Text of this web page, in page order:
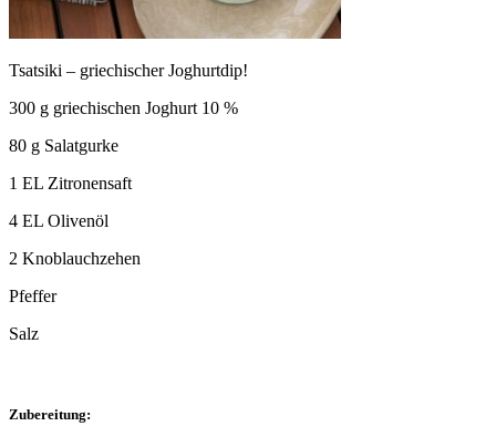
Tsatsiki – griechischer Joghurtdip!
300 g griechischen Joghurt 10 %
80 g Salatgurke
1 EL Zitronensaft
4 EL Olivenöl
2 Knoblauchzehen
Pfeffer
Salz
Zubereitung: